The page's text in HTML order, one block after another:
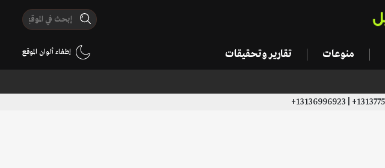
منوعات تقارير وتحقيقات إطفاء ألوان الموقع